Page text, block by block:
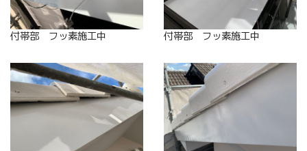
付帯部 フッ素施工中 付帯部 フッ素施工中